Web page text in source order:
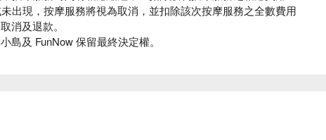
出現，按摩服務將視為取消，並扣除該次按摩服務之全數費用
消及退款。
島及 FunNow 保留最終決定權。